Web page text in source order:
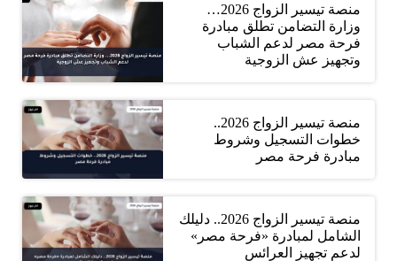
منصة تيسير الزواج 2026…
وزارة التضامن تطلق مبادرة
فرحة مصر لدعم الشباب
وتجهيز عش الزوجية
منصة تيسير الزواج 2026..
خطوات التسجيل وشروط
مبادرة فرحة مصر
منصة تيسير الزواج 2026.. دليلك
الشامل لمبادرة «فرحة مصر»
لدعم تجهيز العرائس